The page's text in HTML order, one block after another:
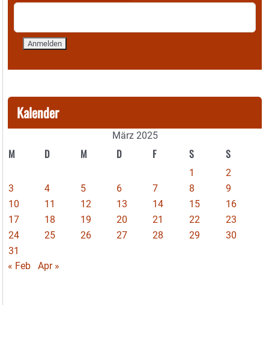
Kalender
März 2025
M D M D F S S
1
2
3
4 5 6 7 8
9
10
11 12 13 14 15
16
17
18 19 20 21 22
23
24
25 26 27 28 29
30
31
« Feb
Apr »